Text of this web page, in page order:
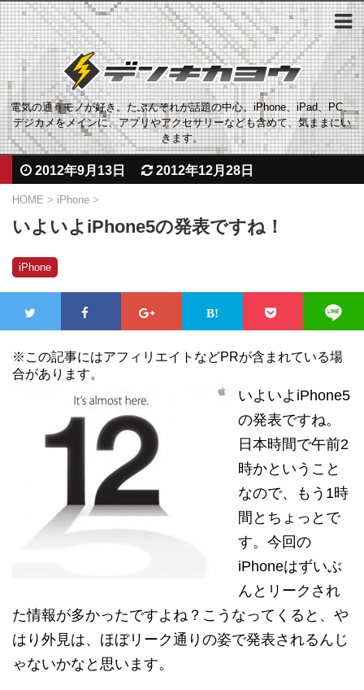
電気の通うモノが好き。たぶんそれが話題の中心。iPhone、iPad、PC、
デジカメをメインに、アプリやアクセサリーなども含めて、気ままにい
きます。
2012年9月13日 2012年12月28日
HOME > iPhone >
いよいよiPhone5の発表ですね！
iPhone
※この記事にはアフィリエイトなどPRが含まれている場
合があります。
いよいよiPhone5
の発表ですね。
日本時間で午前2
時かということ
なので、もう1時
間とちょっとで
す。今回の
iPhoneはずいぶ
んとリークされ
た情報が多かったですよね？こうなってくると、や
はり外見は、ほぼリーク通りの姿で発表されるんじ
ゃないかなと思います。